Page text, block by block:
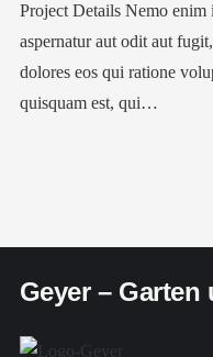
Project Details Nemo enim
aspernatur aut odit aut
dolores eos qui ratione
quisquam est, qui…
Geyer –